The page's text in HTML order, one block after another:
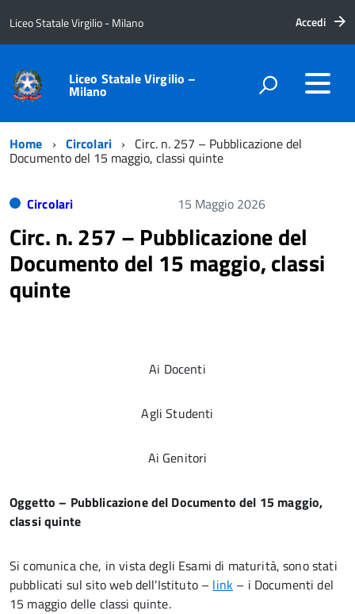
Liceo Statale Virgilio - Milano Accedi
Liceo Statale Virgilio –
Milano
Home Circolari Circ. n. 257 – Pubblicazione del
Documento del 15 maggio, classi quinte
Circolari 15 Maggio 2026
Circ. n. 257 – Pubblicazione del
Documento del 15 maggio, classi
quinte
Ai Docenti
Agli Studenti
Ai Genitori
Oggetto – Pubblicazione del Documento del 15 maggio,
classi quinte
Si comunica che, in vista degli Esami di maturità, sono stati
pubblicati sul sito web dell’Istituto – link – i Documenti del
15 maggio delle classi quinte.